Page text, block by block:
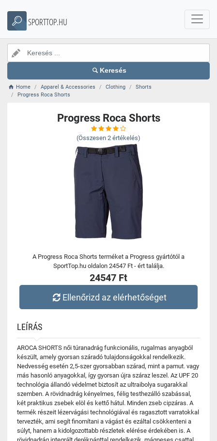
SPORTTOP.HU
Keresés
Home Apparel & Accessories Clothing
Shorts
Progress Roca Shorts
Progress Roca Shorts
(Összesen 2 értékelés)
A Progress Roca Shorts terméket a Progress gyártótól a
SportTop.hu oldalon 24547 Ft - ért találja.
24547 Ft
Ellenőrizd az elérhetőséget
LEÍRÁS
AROCA SHORTS női túranadrág funkcionális, rugalmas anyagból
készült, amely gyorsan száradó tulajdonságokkal rendelkezik.
Nedvesség esetén 2,5-szer gyorsabban szárad, mint a pamut. vagy
más hasonló anyagokkal, így gyorsan újra száraz leszel. Az UPF 20
technológia állandó védelmet biztosít az ultraibolya sugarakkal
szemben. A rövidnadrág kényelmes, félig testhezálló szabással,
két praktikus zsebek elöl és kettő hátul. Minden zseb cipzáras. A
termék részeit lézervágási technológiával és ragasztott varratokkal
tervezték, ami segít finomítani a vágást és ezáltal csökkenteni a
súlyt, hanem a kidolgozottabb részletek elérése érdekében is. A